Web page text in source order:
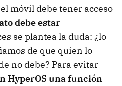
móvil debe tener acceso
debe estar
se plantea la duda: ¿lo
de que quien lo
no debe? Para evitar
HyperOS una función